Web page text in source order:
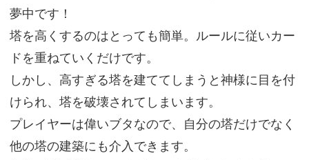
夢中です！
塔を高くするのはとっても簡単。ルールに従いカー
ドを重ねていくだけです。
しかし、高すぎる塔を建ててしまうと神様に目を付
けられ、塔を破壊されてしまいます。
プレイヤーは偉いブタなので、自分の塔だけでなく
他の塔の建築にも介入できます。